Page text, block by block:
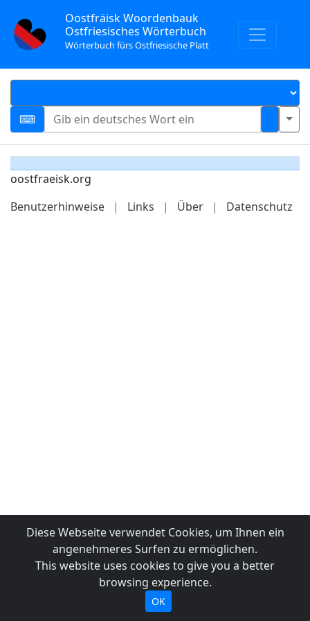
Oostfräisk Woordenbauk
Ostfriesisches Wörterbuch
Wörterbuch fürs Ostfriesische Platt
oostfraeisk.org
Benutzerhinweise
| Links | Über | Datenschutz
Diese Webseite verwendet Cookies, um Ihnen ein
angenehmeres Surfen zu ermöglichen.
This website uses cookies to give you a better
browsing experience.
OK